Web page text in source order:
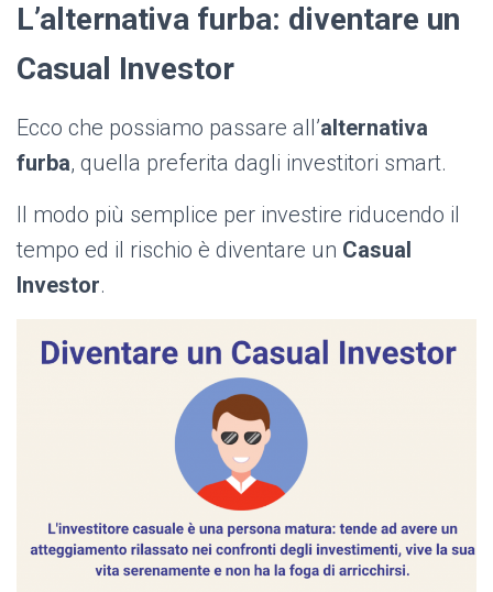
L’alternativa furba: diventare un
Casual Investor
Ecco che possiamo passare all’alternativa
furba, quella preferita dagli investitori smart.
Il modo più semplice per investire riducendo il
tempo ed il rischio è diventare un Casual
Investor.